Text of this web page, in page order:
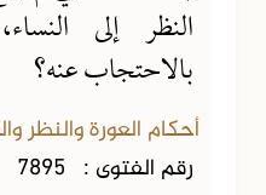
النظر إلى
بالاحتجاب عنه؟
أحكام العورة والنظر
رقم الفتوى : 7895